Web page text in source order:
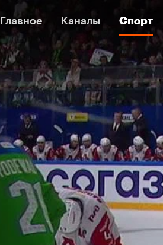
Главное Каналы Спорт
Главное Каналы Спорт